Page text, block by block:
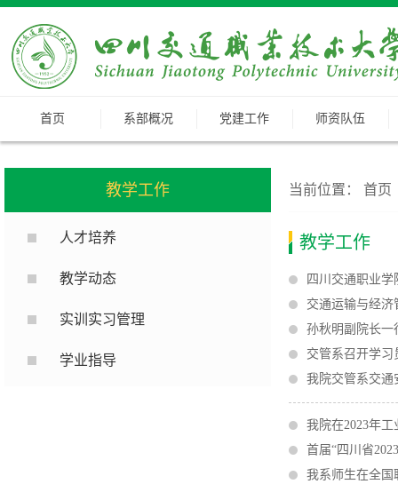
首页 系部概况 党建工作 师资队伍
教学工作
人才培养
教学动态
实训实习管理
学业指导
当前位置： 首页
教学工作
四川交通职业
交通运输与经
孙秋明副院长一
交管系召开学
我院交管系交通
我院在2023年
首届“四川省
我系师生在全国